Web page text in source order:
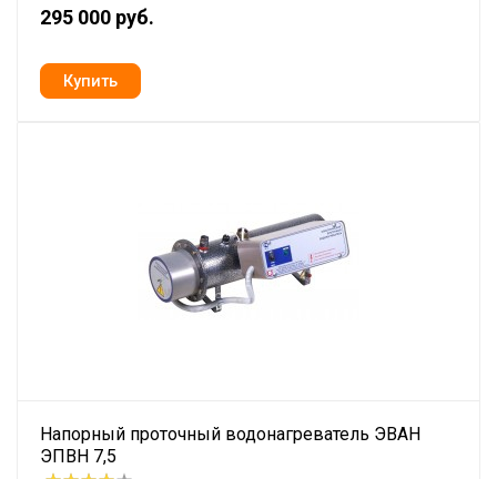
295 000 руб.
Напорный проточный водонагреватель ЭВАН
ЭПВН 7,5